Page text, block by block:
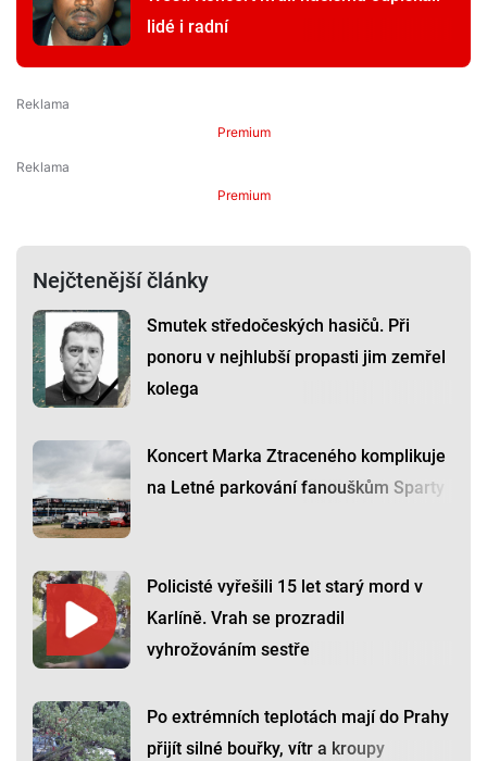
lidé i radní
Premium
Premium
Nejčtenější články
Smutek středočeských hasičů. Při
ponoru v nejhlubší propasti jim zemřel
kolega
Koncert Marka Ztraceného komplikuje
na Letné parkování fanouškům Sparty
Policisté vyřešili 15 let starý mord v
Karlíně. Vrah se prozradil
vyhrožováním sestře
Po extrémních teplotách mají do Prahy
přijít silné bouřky, vítr a kroupy